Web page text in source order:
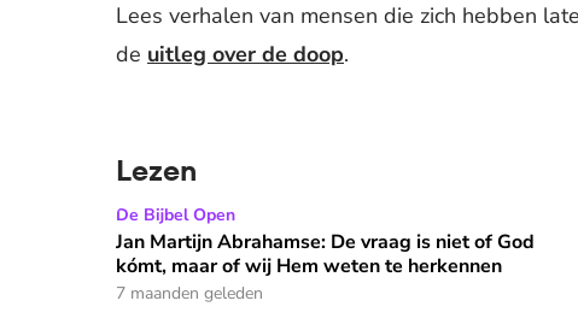
Lees verhalen van mensen die zich hebben
de uitleg over de doop.
Lezen
Jan Martijn Abrahamse: De vraag is niet of God
De Bijbel Open
Jan Martijn Abrahamse: De vraag is niet of God
kómt, maar of wij Hem weten te herkennen
7 maanden geleden